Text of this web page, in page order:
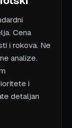
Cena
i rokova. Ne
analize.
i
detaljan